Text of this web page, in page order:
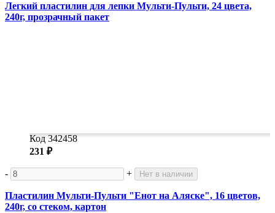
Легкий пластилин для лепки Мульти-Пульти, 24 цвета,
240г, прозрачный пакет
Код 342458
231 ₽
- + Нет в наличии
Пластилин Мульти-Пульти "Енот на Аляске", 16 цветов,
240г, со стеком, картон